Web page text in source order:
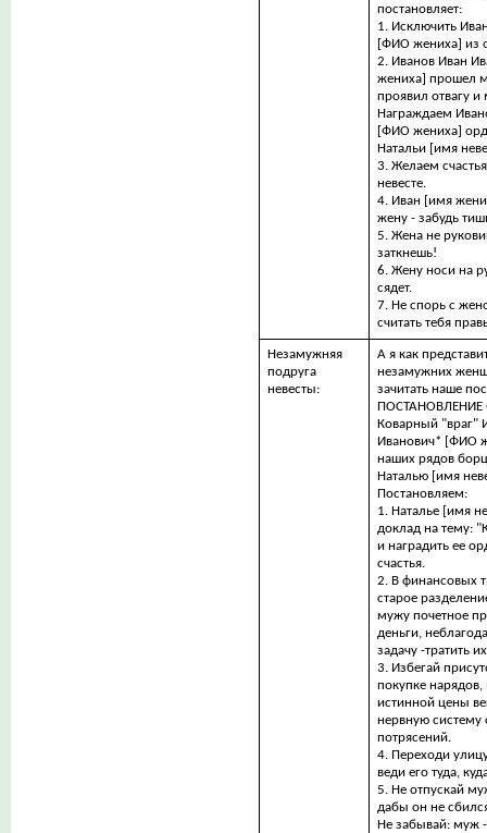
постановляет:
1. Исключить
[ФИО жениха] из
2. Иванов Иван
жениха] прошел
проявил отвагу и
Награждаем
[ФИО жениха]
Натальи [имя
3. Желаем
невесте.
4. Иван [имя
жену - забудь
5. Жена не
заткнешь!
6. Жену носи на
сядет.
7. Не спорь с
считать тебя
Незамужняя
подруга
невесты:
А я как
незамужних
зачитать наше
Коварный "враг"
Иванович* [ФИО
наших рядов
Наталью [имя
Постановляем:
1. Наталье [имя
доклад на тему:
и наградить ее
счастья.
2. В финансовых
старое
мужу почетное
деньги,
задачу -тратить
3. Избегай
покупке
истинной цены
нервную систему
потрясений.
4. Переходи
веди его туда,
5. Не отпускай
дабы он не
Не забывай: муж